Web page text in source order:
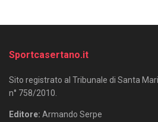
Sportcasertano.it
Sito registrato al Tribunale di Santa
n° 758/2010.
Editore: Armando Serpe